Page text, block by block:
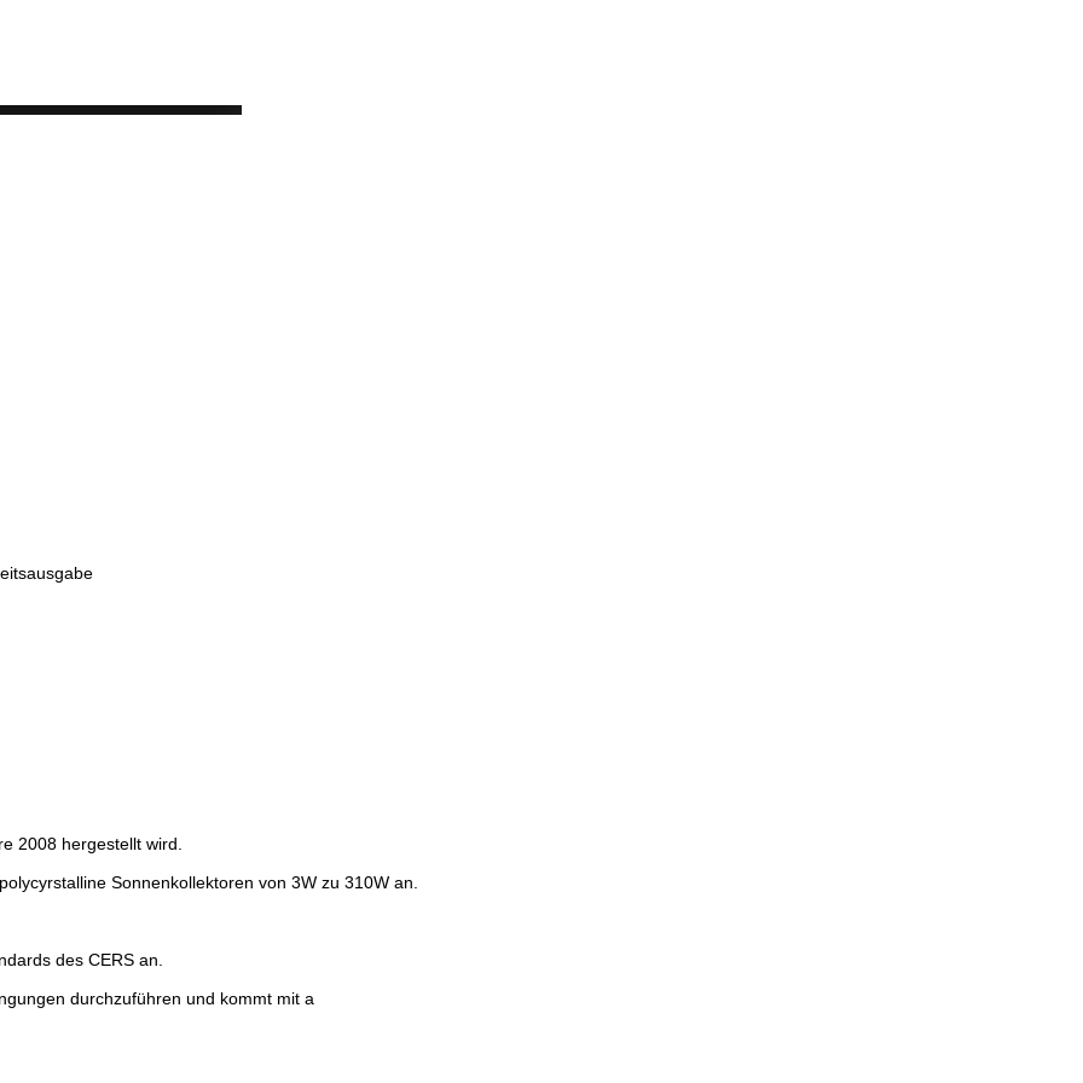
2008 hergestellt wird.
Sonnenkollektoren von 3W zu 310W an.
des CERS an.
durchzuführen und kommt mit a